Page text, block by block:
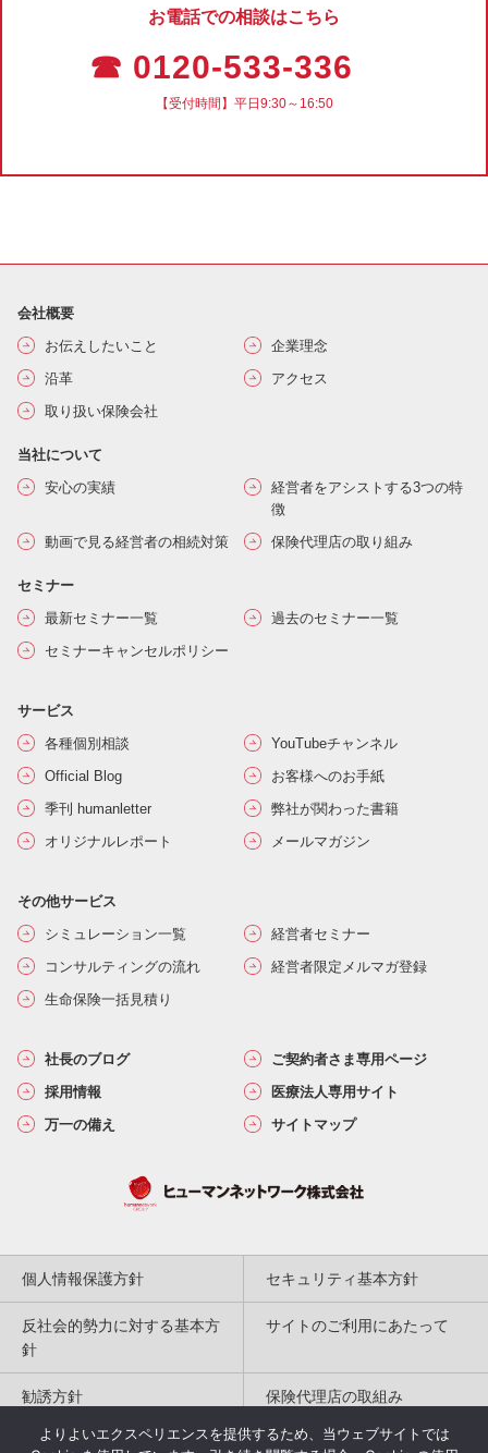
お電話での相談はこちら
☎ 0120-533-336
【受付時間】平日9:30～16:50
会社概要
お伝えしたいこと
企業理念
沿革
アクセス
取り扱い保険会社
当社について
安心の実績
経営者をアシストする3つの特
徴
動画で見る経営者の相続対策
保険代理店の取り組み
セミナー
最新セミナー一覧
過去のセミナー一覧
セミナーキャンセルポリシー
サービス
各種個別相談
YouTubeチャンネル
Official Blog
お客様へのお手紙
季刊 humanletter
弊社が関わった書籍
オリジナルレポート
メールマガジン
その他サービス
シミュレーション一覧
経営者セミナー
コンサルティングの流れ
経営者限定メルマガ登録
生命保険一括見積り
社長のブログ
ご契約者さま専用ページ
採用情報
医療法人専用サイト
万一の備え
サイトマップ
個人情報保護方針 セキュリティ基本方針
反社会的勢力に対する基本方
針
サイトのご利用にあたって
勧誘方針 保険代理店の取組み
特定商取引法に基づく表記
よりよいエクスペリエンスを提供するため、当ウェブサイトでは